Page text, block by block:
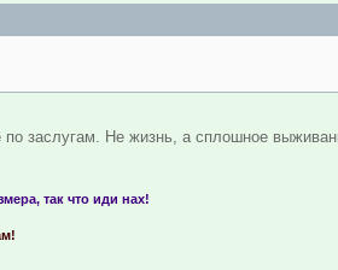
заслугам. Не жизнь, а cплошное
так что иди нах!